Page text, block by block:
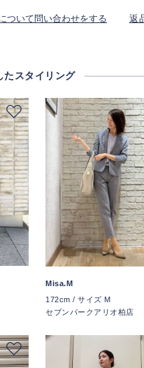
ついて問い合わせをする 返
たスタイリング
Misa.M
172cm / サイズ M
セブンパークアリオ柏店